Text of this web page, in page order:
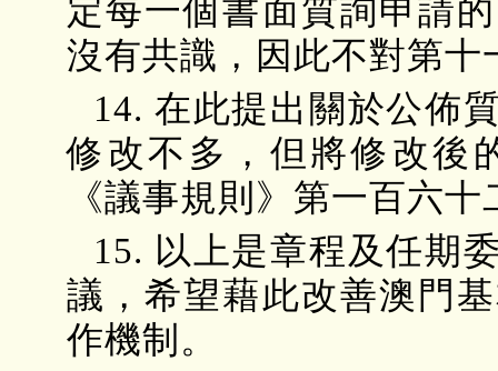
定每一個書面質詢申請
沒有共識，因此不對第
14. 在此提出關於公佈
修改不多，但將修改後
《議事規則》第一百六
15. 以上是章程及任期
議，希望藉此改善澳門
作機制。